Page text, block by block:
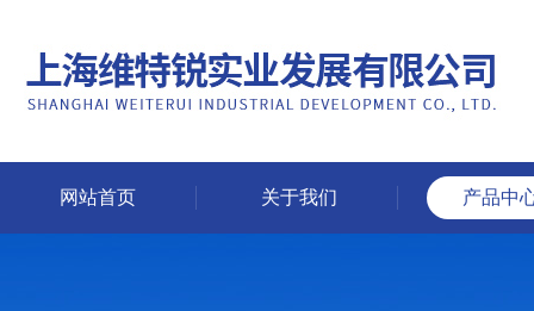
网站首页 关于我们 产品中